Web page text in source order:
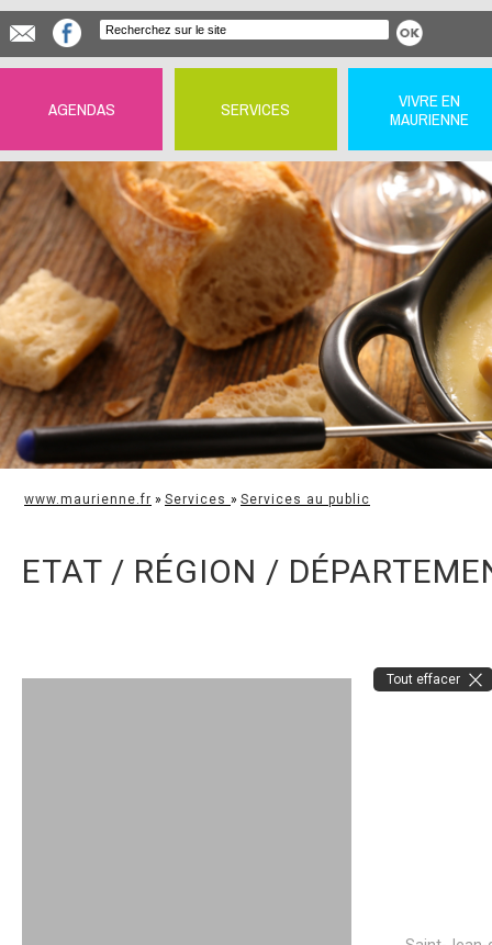
AGENDAS SERVICES
VIVRE EN
MAURIENNE
www.maurienne.fr » Services » Services au public
ETAT / RÉGION /
Tout effacer